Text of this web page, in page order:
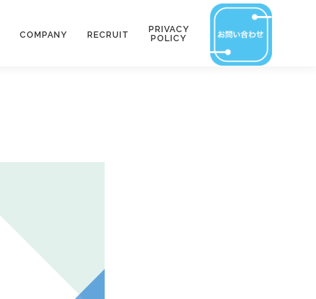
COMPANY RECRUIT
PRIVACY
POLICY